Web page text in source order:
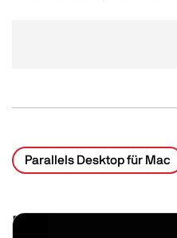
Parallels Desktop für Mac
Related Posts
Image